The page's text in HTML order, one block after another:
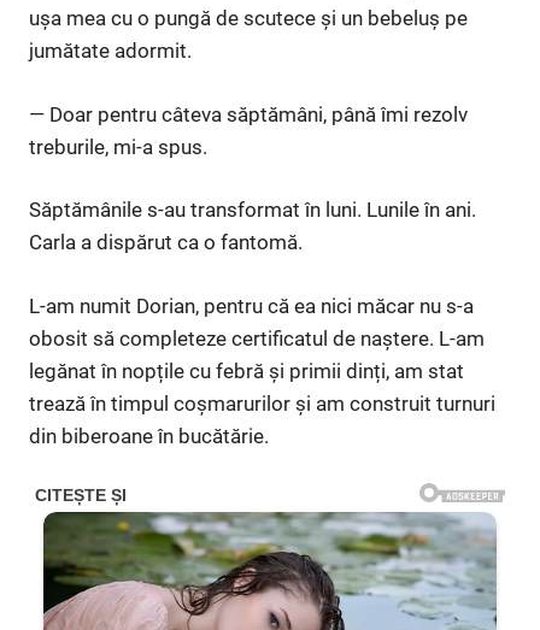
ușa mea cu o pungă de scutece și un bebeluș pe
jumătate adormit.
— Doar pentru câteva săptămâni, până îmi rezolv
treburile, mi-a spus.
Săptămânile s-au transformat în luni. Lunile în ani.
Carla a dispărut ca o fantomă.
L-am numit Dorian, pentru că ea nici măcar nu s-a
obosit să completeze certificatul de naștere. L-am
legănat în nopțile cu febră și primii dinți, am stat
trează în timpul coșmarurilor și am construit turnuri
din biberoane în bucătărie.